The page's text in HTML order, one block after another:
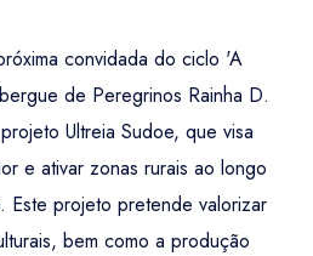
convidada do ciclo 'A
de Peregrinos Rainha D.
Ultreia Sudoe, que visa
e ativar zonas rurais ao longo
Este projeto pretende valorizar
bem como a produção